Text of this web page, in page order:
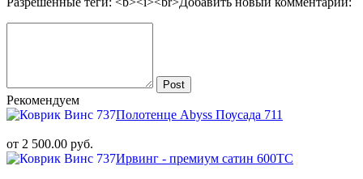
Post
Рекомендуем
Полотенце Abyss Поусада 711
от 2 500.00 руб.
Ирвинг - премиум сатин 600ТС